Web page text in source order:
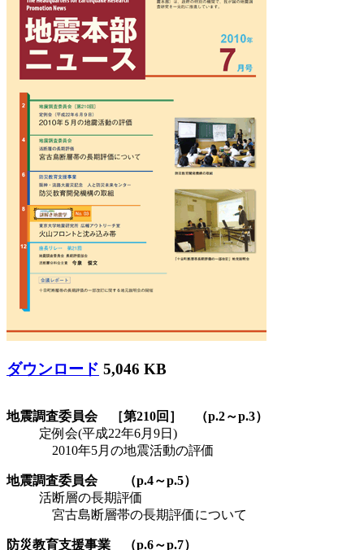
ダウンロード 5,046 KB
地震調査委員会 ［第210回］ （p.2～p.3）
定例会(平成22年6月9日)
2010年5月の地震活動の評価
地震調査委員会 （p.4～p.5）
活断層の長期評価
宮古島断層帯の長期評価について
防災教育支援事業 （p.6～p.7）